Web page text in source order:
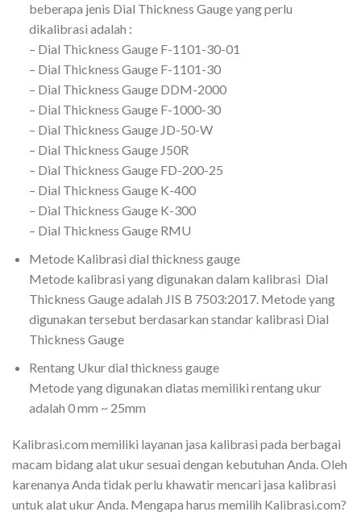
beberapa jenis Dial Thickness Gauge yang perlu
dikalibrasi adalah :
– Dial Thickness Gauge F-1101-30-01
– Dial Thickness Gauge F-1101-30
– Dial Thickness Gauge DDM-2000
– Dial Thickness Gauge F-1000-30
– Dial Thickness Gauge JD-50-W
– Dial Thickness Gauge J50R
– Dial Thickness Gauge FD-200-25
– Dial Thickness Gauge K-400
– Dial Thickness Gauge K-300
– Dial Thickness Gauge RMU
Metode Kalibrasi dial thickness gauge
Metode kalibrasi yang digunakan dalam kalibrasi Dial
Thickness Gaugeadalah JIS B 7503:2017. Metode yang
digunakan tersebut berdasarkan standar kalibrasi Dial
Thickness Gauge
Rentang Ukur dial thickness gauge
Metode yang digunakan diatas memiliki rentang ukur
adalah 0 mm ~ 25mm
Kalibrasi.com memiliki layanan jasa kalibrasi pada berbagai
macam bidang alat ukur sesuai dengan kebutuhan Anda. Oleh
karenanya Anda tidak perlu khawatir mencari jasa kalibrasi
untuk alat ukur Anda. Mengapa harus memilih Kalibrasi.com?